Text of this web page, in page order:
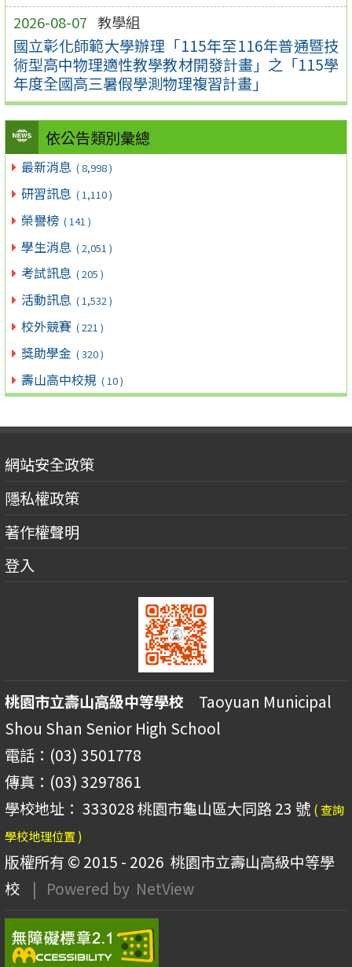
2026-08-07 教學組
國立彰化師範大學辦理「115年至116年普通暨技
術型高中物理適性教學教材開發計畫」之「115學
年度全國高三暑假學測物理複習計畫」
依公告類別彙總
最新消息 ( 8,998 )
研習訊息 ( 1,110 )
榮譽榜 ( 141 )
學生消息 ( 2,051 )
考試訊息 ( 205 )
活動訊息 ( 1,532 )
校外競賽 ( 221 )
獎助學金 ( 320 )
壽山高中校規 ( 10 )
網站安全政策
隱私權政策
著作權聲明
登入
桃園市立壽山高級中等學校 Taoyuan Municipal
Shou Shan Senior High School
電話：(03) 3501778
傳真：(03) 3297861
學校地址： 333028 桃園市龜山區大同路 23 號 ( 查詢
學校地理位置 )
版權所有 © 2015 - 2026 桃園市立壽山高級中等學
校
| Powered by NetView